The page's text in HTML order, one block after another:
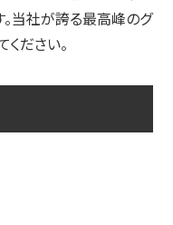
当社が誇る最高峰のグ
ださい。